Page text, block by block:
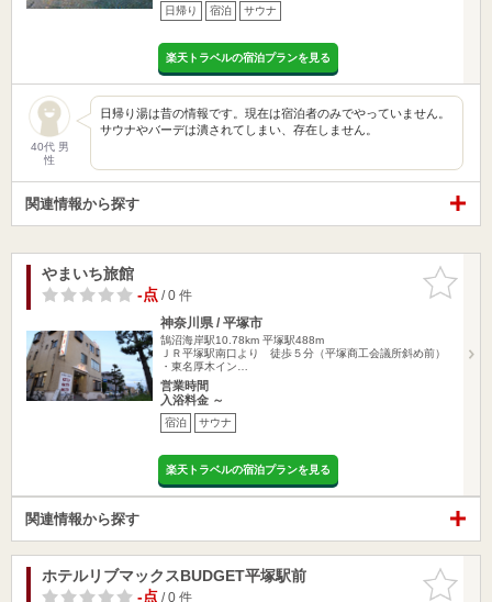
日帰り 宿泊 サウナ
楽天トラベルの宿泊プランを見る
40代 男
性
日帰り湯は昔の情報です。現在は宿泊者のみでやっていません。
サウナやバーデは潰されてしまい、存在しません。
関連情報から探す
お気に入
りに追加
やまいち旅館
-点/ 0 件
神奈川県 / 平塚市
鵠沼海岸駅10.78km 平塚駅488m
ＪＲ平塚駅南口より 徒歩５分（平塚商工会議所斜め前）
・東名厚木イン…
営業時間
入浴料金 ～
宿泊 サウナ
楽天トラベルの宿泊プランを見る
関連情報から探す
お気に入
りに追加
ホテルリブマックスBUDGET平塚駅前
-点/ 0 件